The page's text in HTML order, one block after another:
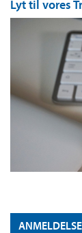
Lyt til vores